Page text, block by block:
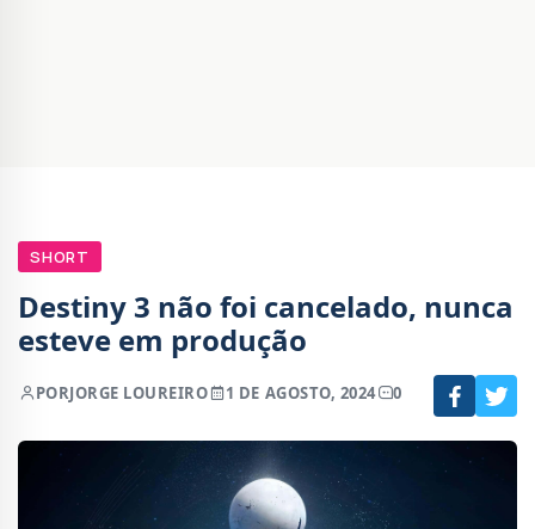
SHORT
Destiny 3 não foi cancelado, nunca
esteve em produção
PORJORGE LOUREIRO 1 DE AGOSTO, 2024 0